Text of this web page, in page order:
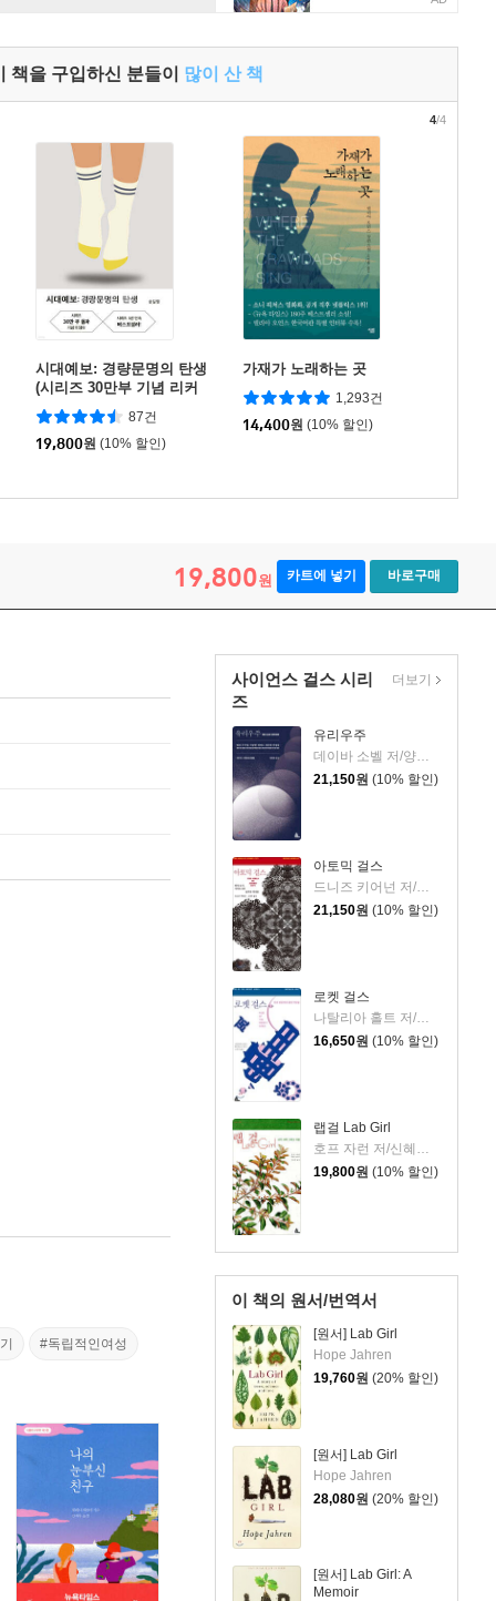
책을 구입하신 분들이 많이 산 책
시대예보: 경량문명의 탄생
(시리즈 30만부 기념 리커
버 한정판)
87건
19,800원 (10% 할인)
가재가 노래하는 곳
1,293건
14,400원 (10% 할인)
4/4
19,800원 카트에 넣기 바로구매
사이언스 걸스 시리
즈
유리우주
데이바 소벨 저/양병찬 역
21,150원 (10% 할인)
아토믹 걸스
드니즈 키어넌 저/고정아 역
21,150원 (10% 할인)
로켓 걸스
나탈리아 홀트 저/고정아 역
16,650원 (10% 할인)
랩걸 Lab Girl
호프 자런 저/신혜우 그림/김희정 역
19,800원 (10% 할인)
더보기
이 책의 원서/번역서
[원서] Lab Girl
Hope Jahren
19,760원 (20% 할인)
[원서] Lab Girl
Hope Jahren
28,080원 (20% 할인)
[원서] Lab Girl: A
Memoir
#독립적인여성